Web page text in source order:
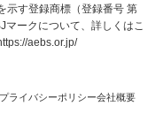
示す登録商標（登録番号 第
ークについて、詳しくはこ
aebs.or.jp/
プライバシーポリシー会社概要